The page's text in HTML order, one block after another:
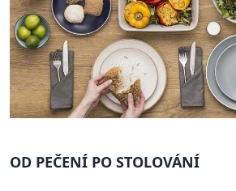
OD PEČENÍ PO STOLOVÁNÍ